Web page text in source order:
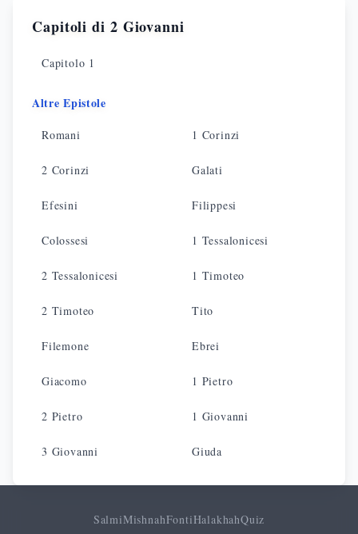
Capitoli di 2 Giovanni
Capitolo 1
Altre Epistole
Romani 1 Corinzi
2 Corinzi Galati
Efesini Filippesi
Colossesi 1 Tessalonicesi
2 Tessalonicesi 1 Timoteo
2 Timoteo Tito
Filemone Ebrei
Giacomo 1 Pietro
2 Pietro 1 Giovanni
3 Giovanni Giuda
SalmiMishnahFontiHalakhahQuiz